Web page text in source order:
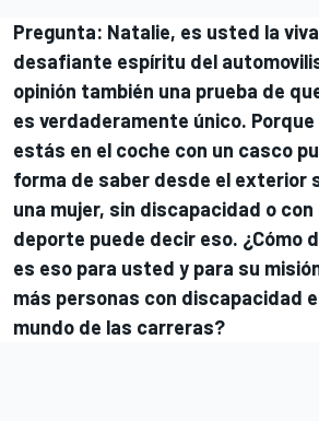
Pregunta: Natalie, es usted la
desafiante espíritu del
opinión también una prueba de
es verdaderamente único. Porque
estás en el coche con un casco
forma de saber desde el exterior
una mujer, sin discapacidad o
deporte puede decir eso. ¿Cómo
es eso para usted y para su
más personas con discapacidad
mundo de las carreras?